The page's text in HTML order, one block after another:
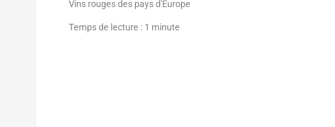
Vins rouges des pays d'Europe
Temps de lecture : 1 minute